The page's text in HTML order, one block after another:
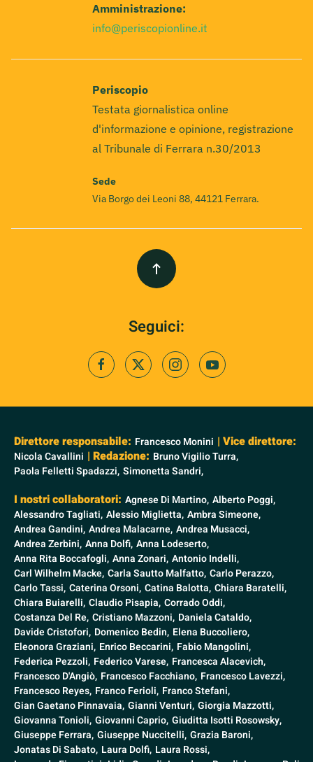
Amministrazione:
info@periscopionline.it
Periscopio
Testata giornalistica online
d'informazione e opinione, registrazione
al Tribunale di Ferrara n.30/2013
Sede
Via Borgo dei Leoni 88, 44121 Ferrara.
Seguici:
Direttore responsabile: Francesco Monini | Vice direttore:
Nicola Cavallini | Redazione: Bruno Vigilio Turra,
Paola Felletti Spadazzi, Simonetta Sandri,
I nostri collaboratori: Agnese Di Martino, Alberto Poggi,
Alessandro Tagliati, Alessio Miglietta, Ambra Simeone,
Andrea Gandini, Andrea Malacarne, Andrea Musacci,
Andrea Zerbini, Anna Dolfi, Anna Lodeserto,
Anna Rita Boccafogli, Anna Zonari, Antonio Indelli,
Carl Wilhelm Macke, Carla Sautto Malfatto, Carlo Perazzo,
Carlo Tassi, Caterina Orsoni, Catina Balotta, Chiara Baratelli,
Chiara Buiarelli, Claudio Pisapia, Corrado Oddi,
Costanza Del Re, Cristiano Mazzoni, Daniela Cataldo,
Davide Cristofori, Domenico Bedin, Elena Buccoliero,
Eleonora Graziani, Enrico Beccarini, Fabio Mangolini,
Federica Pezzoli, Federico Varese, Francesca Alacevich,
Francesco D'Angiò, Francesco Facchiano, Francesco Lavezzi,
Francesco Reyes, Franco Ferioli, Franco Stefani,
Gian Gaetano Pinnavaia, Gianni Venturi, Giorgia Mazzotti,
Giovanna Tonioli, Giovanni Caprio, Giuditta Isotti Rosowsky,
Giuseppe Ferrara, Giuseppe Nuccitelli, Grazia Baroni,
Jonatas Di Sabato, Laura Dolfi, Laura Rossi,